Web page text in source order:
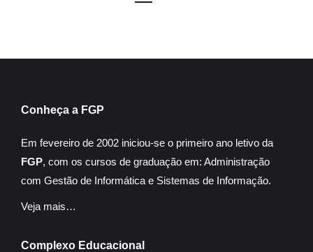
Conheça a FGP
Em fevereiro de 2002 iniciou-se o primeiro ano letivo da
FGP, com os cursos de graduação em: Administração
com Gestão de Informática e Sistemas de Informação.
Veja mais…
Complexo Educacional